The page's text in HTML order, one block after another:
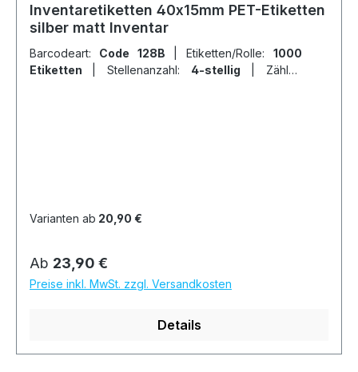
Inventaretiketten 40x15mm PET-Etiketten
silber matt Inventar
Barcodeart: Code 128B Etiketten/Rolle: 1000
Etiketten
Stellenanzahl: 4-stellig
Zähler:
Varianten ab 20,90 €
Regulärer Preis:
Ab 23,90 €
Preise inkl. MwSt. zzgl. Versandkosten
Details